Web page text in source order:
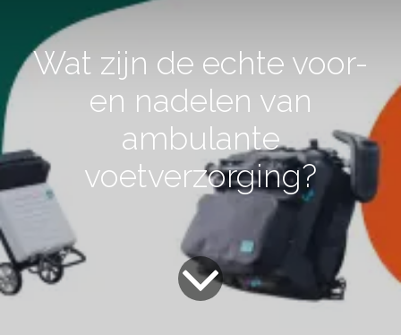
Wat zijn de echte voor-
en nadelen van
ambulante
voetverzorging?